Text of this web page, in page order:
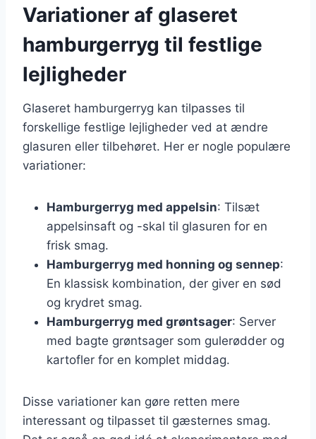
Variationer af glaseret
hamburgerryg til festlige
lejligheder
Glaseret hamburgerryg kan tilpasses til
forskellige festlige lejligheder ved at ændre
glasuren eller tilbehøret. Her er nogle populære
variationer:
Hamburgerryg med appelsin: Tilsæt
appelsinsaft og -skal til glasuren for en
frisk smag.
Hamburgerryg med honning og sennep:
En klassisk kombination, der giver en sød
og krydret smag.
Hamburgerryg med grøntsager: Server
med bagte grøntsager som gulerødder og
kartofler for en komplet middag.
Disse variationer kan gøre retten mere
interessant og tilpasset til gæsternes smag.